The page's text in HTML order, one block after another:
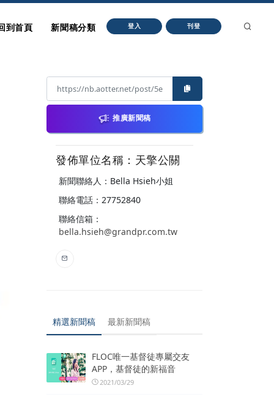
到首頁 新聞稿分類 登入 刊登
推廣新聞稿
發佈單位名稱：天擎公關
新聞聯絡人：Bella Hsieh小姐
聯絡電話：27752840
聯絡信箱：
bella.hsieh@grandpr.com.tw
精選新聞稿 最新新聞稿
FLOC唯一基督徒專屬交友
APP，基督徒的新福音
2021/03/29